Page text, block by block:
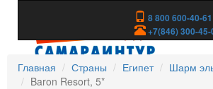
8 800 600-40-61
+7(846) 300-
Главная
Страны Египет
Шарм
Baron Resort, 5*